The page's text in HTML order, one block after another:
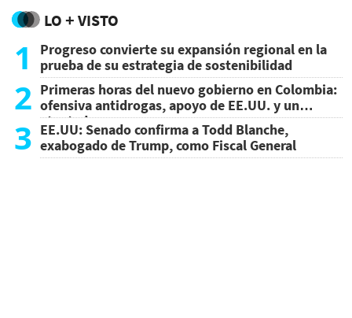
LO + VISTO
1
Progreso convierte su expansión regional en la
prueba de su estrategia de sostenibilidad
2 Primeras horas del nuevo gobierno en Colombia:
ofensiva antidrogas, apoyo de EE.UU. y un
atentado
3 EE.UU: Senado confirma a Todd Blanche,
exabogado de Trump, como Fiscal General